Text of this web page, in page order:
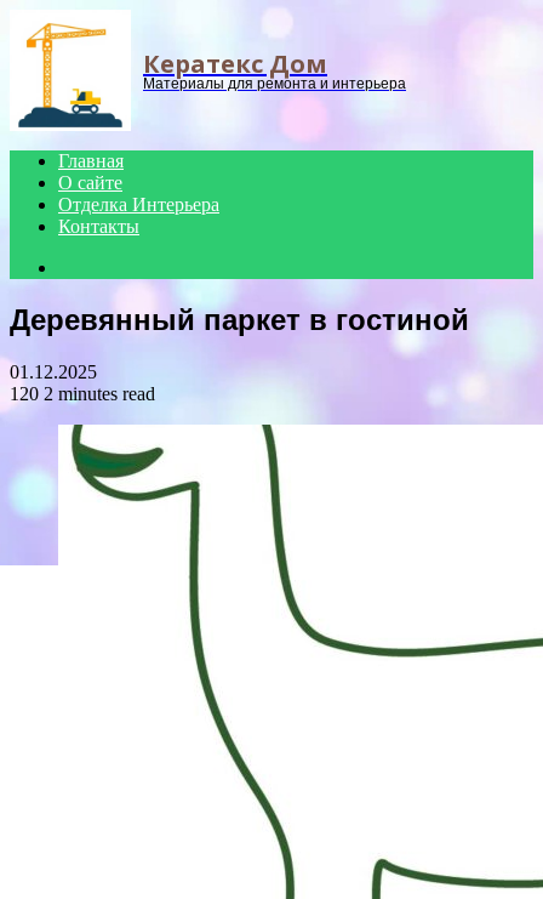
Menu
Кератекс Дом
Материалы для ремонта и интерьера
Главная
О сайте
Отделка Интерьера
Контакты
Деревянный паркет в гостиной
01.12.2025
120 2 minutes read